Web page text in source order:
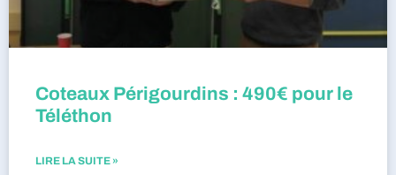
Coteaux Périgourdins : 490€ pour le
Téléthon
LIRE LA SUITE »